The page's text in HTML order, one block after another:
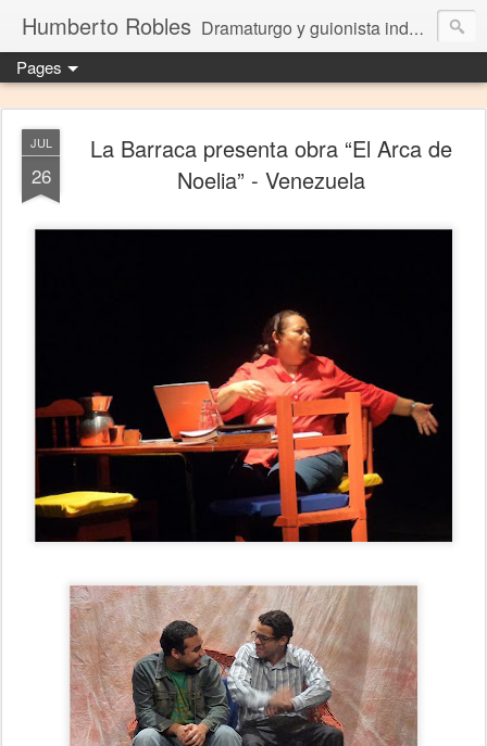
Humberto Robles Dramaturgo y guionista independiente
Pages
JUL
26
La Barraca presenta obra “El Arca de
Noelia” - Venezuela